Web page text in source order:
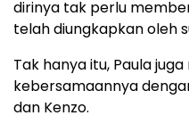
dirinya tak perlu
telah diungkapkan oleh
Tak hanya itu, Paula
kebersamaannya
dan Kenzo.